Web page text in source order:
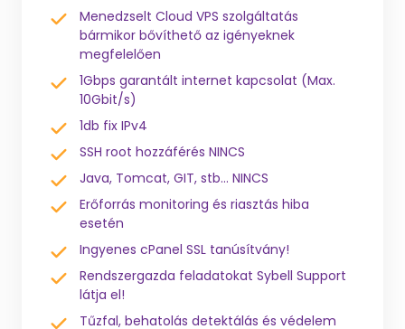
Menedzselt Cloud VPS szolgáltatás
bármikor bővíthető az igényeknek
megfelelően
1Gbps garantált internet kapcsolat (Max.
10Gbit/s)
1db fix IPv4
SSH root hozzáférés NINCS
Java, Tomcat, GIT, stb... NINCS
Erőforrás monitoring és riasztás hiba
esetén
Ingyenes cPanel SSL tanúsítvány!
Rendszergazda feladatokat Sybell Support
látja el!
Tűzfal, behatolás detektálás és védelem